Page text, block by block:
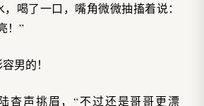
喝了一口，嘴角微微抽搐着说：
！”
男的！
杳声挑眉，“不过还是哥哥更漂